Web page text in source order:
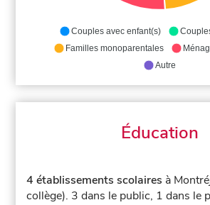
Couples avec enfant(s)
Familles monoparentales
Autre
Éducation
4 établissements scolaires à
collège). 3 dans le public, 1 dans le